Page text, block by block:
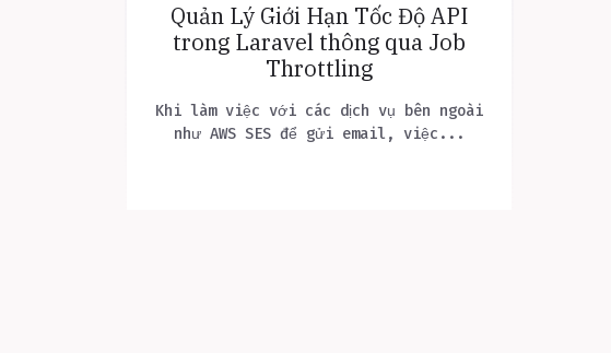
Quản Lý Giới Hạn Tốc Độ API
trong Laravel thông qua Job
Throttling
Khi làm việc với các dịch vụ bên ngoài
như AWS SES để gửi email, việc...